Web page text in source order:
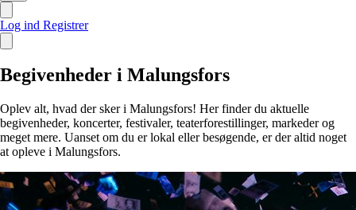
Log ind Registrer
Begivenheder i Malungsfors
Oplev alt, hvad der sker i Malungsfors! Her finder du aktuelle
begivenheder, koncerter, festivaler, teaterforestillinger, markeder og
meget mere. Uanset om du er lokal eller besøgende, er der altid noget
at opleve i Malungsfors.